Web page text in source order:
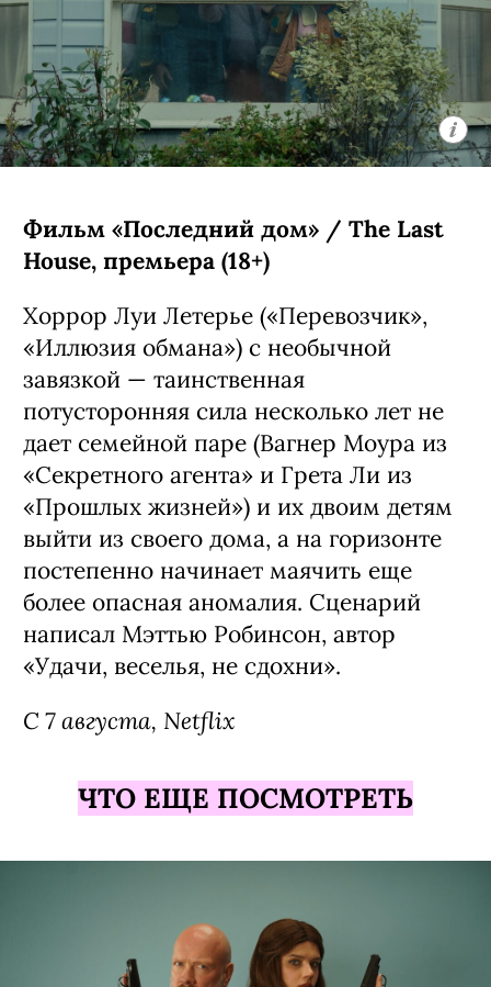
Фильм «Последний дом» / The Last
House, премьера (18+)
Хоррор Луи Летерье («Перевозчик»,
«Иллюзия обмана») с необычной
завязкой — таинственная
потусторонняя сила несколько лет не
дает семейной паре (Вагнер Моура из
«Секретного агента» и Грета Ли из
«Прошлых жизней») и их двоим детям
выйти из своего дома, а на горизонте
постепенно начинает маячить еще
более опасная аномалия. Сценарий
написал Мэттью Робинсон, автор
«Удачи, веселья, не сдохни».
С 7 августа, Netflix
ЧТО ЕЩЕ ПОСМОТРЕТЬ